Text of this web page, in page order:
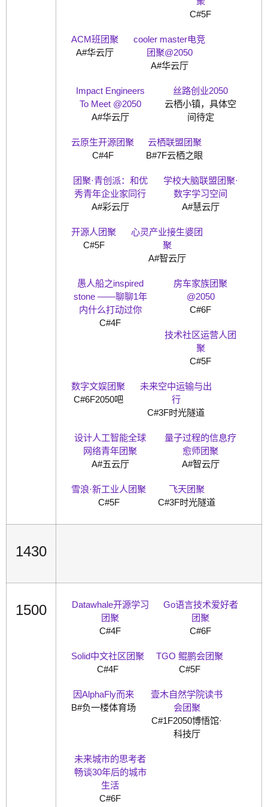
C#5F
ACM班团聚
A#华云厅
cooler master电竞
团聚@2050
A#华云厅
Impact Engineers
To Meet @2050
A#华云厅
丝路创业2050
云栖小镇，具体空
间待定
云原生开源团聚
C#4F
云栖联盟团聚
B#7F云栖之眼
团聚·青创派：和优
秀青年企业家同行
A#彩云厅
学校大脑联盟团聚·
数字学习空间
A#慧云厅
开源人团聚
C#5F
心灵产业接生婆团
聚
A#智云厅
愚人船之inspired
stone ——聊聊1年
内什么打动过你
C#4F
房车家族团聚
@2050
C#6F
技术社区运营人团
聚
C#5F
数字文娱团聚
C#6F2050吧
未来空中运输与出
行
C#3F时光隧道
设计人工智能全球
网络青年团聚
A#五云厅
量子过程的信息疗
愈师团聚
A#智云厅
雪浪·新工业人团聚
C#5F
飞天团聚
C#3F时光隧道
1430
1500
Datawhale开源学习
团聚
C#4F
Go语言技术爱好者
团聚
C#6F
Solid中文社区团聚
C#4F
TGO 鲲鹏会团聚
C#5F
因AlphaFly而来
B#负一楼体育场
壹木自然学院读书
会团聚
C#1F2050博悟馆·
科技厅
未来城市的思考者
畅谈30年后的城市
生活
C#6F